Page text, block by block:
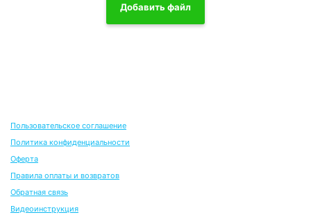
Добавить файл
Пользовательское соглашение
Политика конфиденциальности
Оферта
Правила оплаты и возвратов
Обратная связь
Видеоинструкция